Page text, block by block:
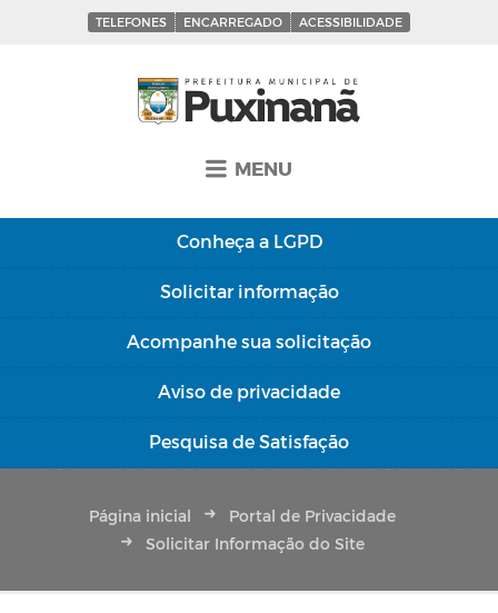
TELEFONES ENCARREGADO ACESSIBILIDADE
MENU
Conheça a LGPD
Solicitar informação
Acompanhe sua solicitação
Aviso de privacidade
Pesquisa de Satisfação
Página inicial
Portal de Privacidade
Solicitar Informação do Site